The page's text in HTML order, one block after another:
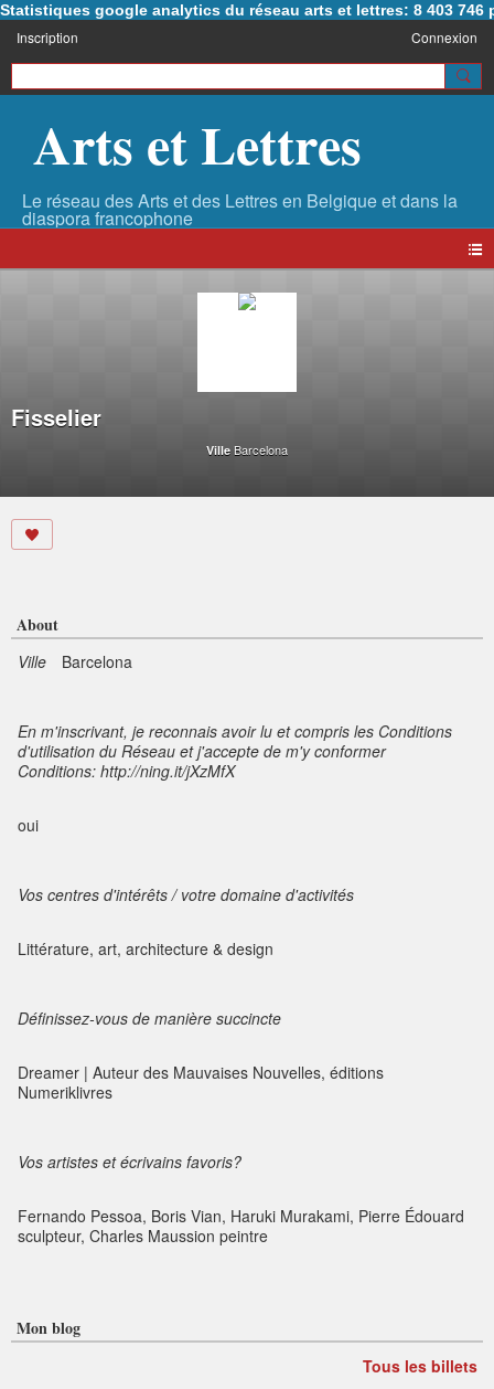
Statistiques google analytics du réseau arts et lettres: 8 403 746
Inscription Connexion
Arts et Lettres
Fisselier
Ville Barcelona
About
Ville Barcelona
En m'inscrivant, je reconnais avoir lu et compris les Conditions
d'utilisation du Réseau et j'accepte de m'y conformer
Conditions: http://ning.it/jXzMfX
oui
Vos centres d'intérêts / votre domaine d'activités
Littérature, art, architecture & design
Définissez-vous de manière succincte
Dreamer | Auteur des Mauvaises Nouvelles, éditions
Numeriklivres
Vos artistes et écrivains favoris?
Fernando Pessoa, Boris Vian, Haruki Murakami, Pierre Édouard
sculpteur, Charles Maussion peintre
Mon blog
Tous les billets